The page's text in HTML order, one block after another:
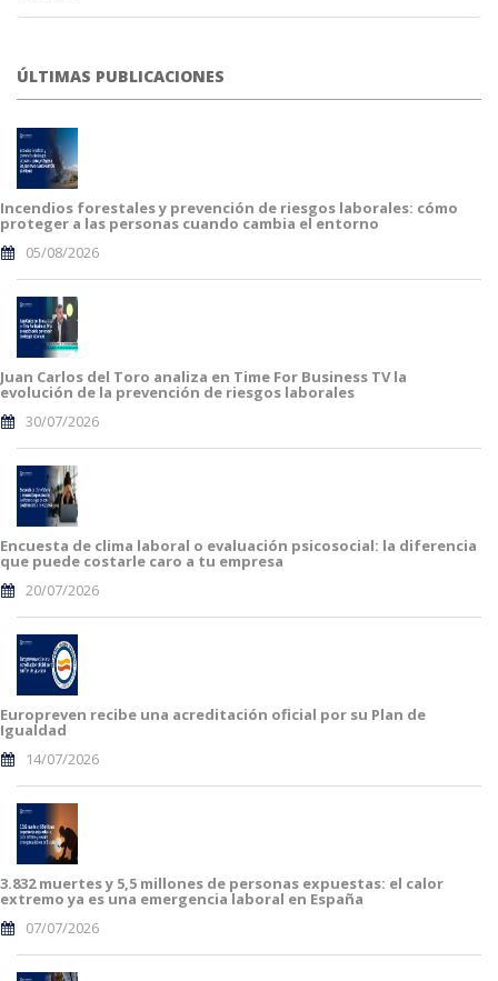
ÚLTIMAS PUBLICACIONES
Incendios forestales y prevención de riesgos laborales: cómo
proteger a las personas cuando cambia el entorno
05/08/2026
Juan Carlos del Toro analiza en Time For Business TV la
evolución de la prevención de riesgos laborales
30/07/2026
Encuesta de clima laboral o evaluación psicosocial: la diferencia
que puede costarle caro a tu empresa
20/07/2026
Europreven recibe una acreditación oficial por su Plan de
Igualdad
14/07/2026
3.832 muertes y 5,5 millones de personas expuestas: el calor
extremo ya es una emergencia laboral en España
07/07/2026